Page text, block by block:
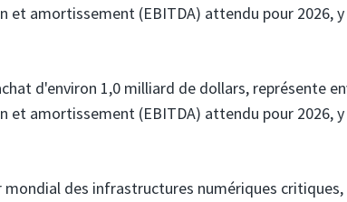
amortissement (EBITDA) attendu pour 2026,
d'environ 1,0 milliard de dollars, représente
amortissement (EBITDA) attendu pour 2026,
mondial des infrastructures numériques